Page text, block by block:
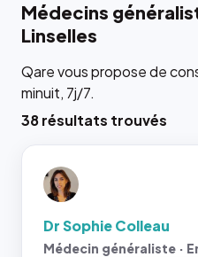
Médecins
Linselles
Qare vous propose de
minuit, 7j/7.
38 résultats trouvés
Dr Sophie Colleau
Médecin généraliste ·